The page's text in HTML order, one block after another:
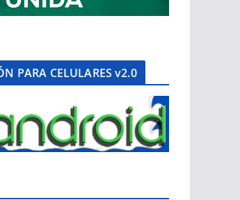
PARA CELULARES v2.0